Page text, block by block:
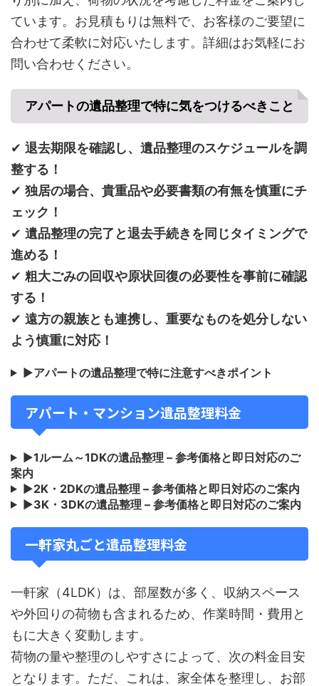
ています。お見積もりは無料で、お客様のご要望に
合わせて柔軟に対応いたします。詳細はお気軽にお
問い合わせください。
アパートの遺品整理で特に気をつけるべきこと
✔ 退去期限を確認し、遺品整理のスケジュールを調
整する！
✔ 独居の場合、貴重品や必要書類の有無を慎重にチ
ェック！
✔ 遺品整理の完了と退去手続きを同じタイミングで
進める！
✔ 粗大ごみの回収や原状回復の必要性を事前に確認
する！
✔ 遠方の親族とも連携し、重要なものを処分しない
よう慎重に対応！
▶アパートの遺品整理で特に注意すべきポイント
アパート・マンション遺品整理料金
▶1ルーム～1DKの遺品整理 – 参考価格と即日対応のご
案内
▶2K・2DKの遺品整理 – 参考価格と即日対応のご案内
▶3K・3DKの遺品整理 – 参考価格と即日対応のご案内
一軒家丸ごと遺品整理料金
一軒家（4LDK）は、部屋数が多く、収納スペース
や外回りの荷物も含まれるため、作業時間・費用と
もに大きく変動します。
荷物の量や整理のしやすさによって、次の料金目安
となります。ただ、これは、家全体を整理し、お部